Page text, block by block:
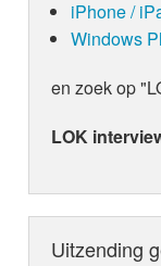
iPhone /
Windows
en zoek op
LOK
Uitzending